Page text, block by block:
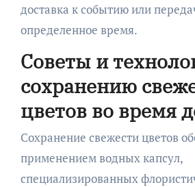
доставка к событию или
определенное время.
Советы и
сохранению
цветов во время
Сохранение свежести цветов
применением водных капсул,
специализированных